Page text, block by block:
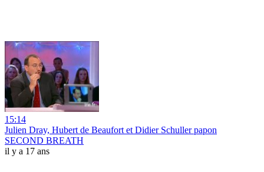
15:14
Julien Dray, Hubert de Beaufort et Didier Schuller papon
SECOND BREATH
il y a 17 ans